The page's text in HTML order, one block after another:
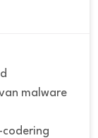
malware
codering